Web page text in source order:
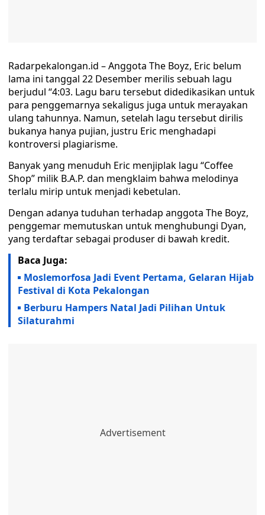
Radarpekalongan.id – Anggota The Boyz, Eric belum
lama ini tanggal 22 Desember merilis sebuah lagu
berjudul “4:03. Lagu baru tersebut didedikasikan untuk
para penggemarnya sekaligus juga untuk merayakan
ulang tahunnya. Namun, setelah lagu tersebut dirilis
bukanya hanya pujian, justru Eric menghadapi
kontroversi plagiarisme.
Banyak yang menuduh Eric menjiplak lagu “Coffee
Shop” milik B.A.P. dan mengklaim bahwa melodinya
terlalu mirip untuk menjadi kebetulan.
Dengan adanya tuduhan terhadap anggota The Boyz,
penggemar memutuskan untuk menghubungi Dyan,
yang terdaftar sebagai produser di bawah kredit.
Baca Juga:
Moslemorfosa Jadi Event Pertama, Gelaran Hijab
Festival di Kota Pekalongan
Berburu Hampers Natal Jadi Pilihan Untuk
Silaturahmi